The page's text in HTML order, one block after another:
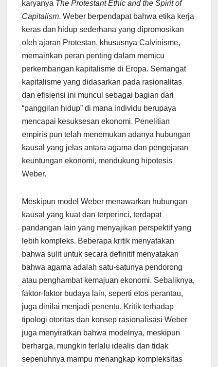
karyanya The Protestant Ethic and the Spirit of
Capitalism. Weber berpendapat bahwa etika kerja
keras dan hidup sederhana yang dipromosikan
oleh ajaran Protestan, khususnya Calvinisme,
memainkan peran penting dalam memicu
perkembangan kapitalisme di Eropa. Semangat
kapitalisme yang didasarkan pada rasionalitas
dan efisiensi ini muncul sebagai bagian dari
“panggilan hidup” di mana individu berupaya
mencapai kesuksesan ekonomi. Penelitian
empiris pun telah menemukan adanya hubungan
kausal yang jelas antara agama dan pengejaran
keuntungan ekonomi, mendukung hipotesis
Weber.
Meskipun model Weber menawarkan hubungan
kausal yang kuat dan terperinci, terdapat
pandangan lain yang menyajikan perspektif yang
lebih kompleks. Beberapa kritik menyatakan
bahwa sulit untuk secara definitif menyatakan
bahwa agama adalah satu-satunya pendorong
atau penghambat kemajuan ekonomi. Sebaliknya,
faktor-faktor budaya lain, seperti etos perantau,
juga dinilai menjadi penentu. Kritik terhadap
tipologi otoritas dan konsep rasionalisasi Weber
juga menyiratkan bahwa modelnya, meskipun
berharga, mungkin terlalu idealis dan tidak
sepenuhnya mampu menangkap kompleksitas